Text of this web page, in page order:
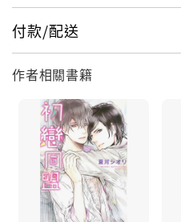
付款/配送
作者相關書籍